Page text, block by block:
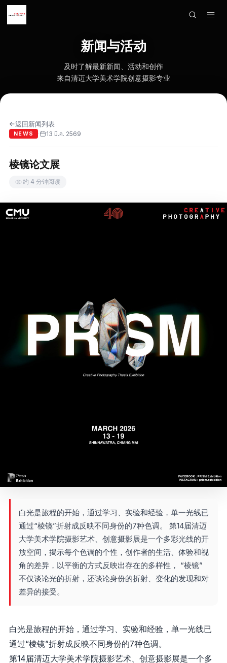
课程作品
语言
创建作品集 →
新闻与活动
及时了解最新新闻、活动和创作
来自清迈大学美术学院创意摄影专业
→返回新闻列表
NEWS · 13 มี.ค. 2569
棱镜论文展
约 4 分钟阅读
白光是旅程的开始，通过学习、实验和经验，单一光线已
通过“棱镜”折射成反映不同身份的7种色调。 第14届清迈
大学美术学院摄影艺术、创意摄影展是一个多彩光线的开
放空间，揭示每个色调的个性，创作者的生活、体验和视
角的差异，以平衡的方式反映出存在的多样性， “棱镜”
不仅谈论光的折射，还谈论身份的折射、变化的发现和对
差异的接受。
白光是旅程的开始，通过学习、实验和经验，单一光线已
通过“棱镜”折射成反映不同身份的7种色调。
第14届清迈大学美术学院摄影艺术、创意摄影展是一个多